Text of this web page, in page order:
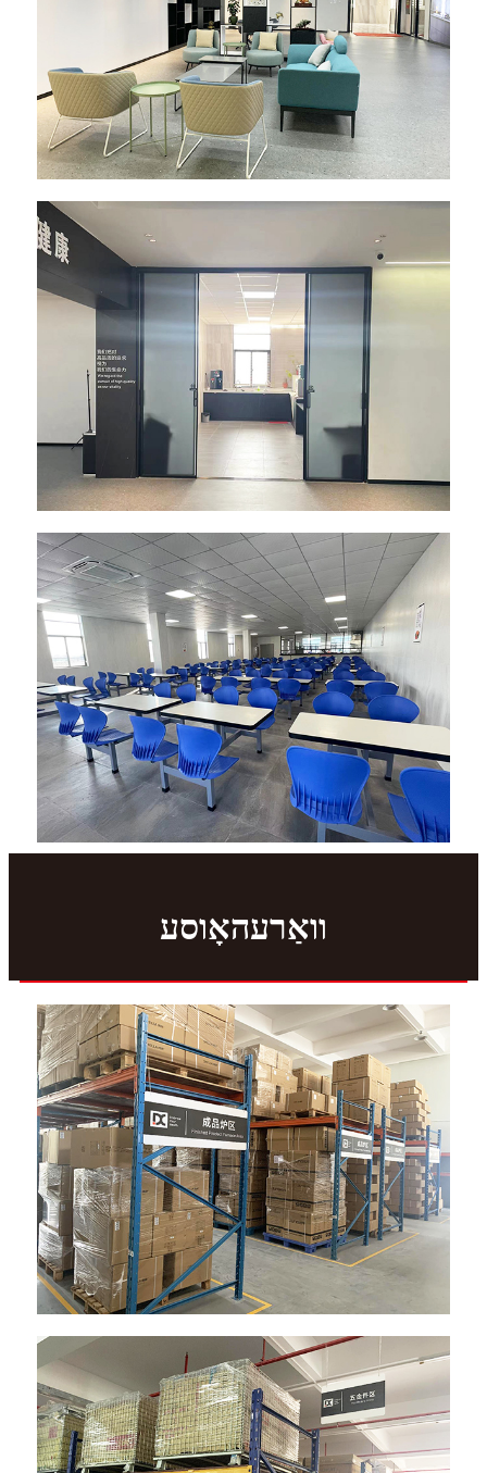
וואַרעהאָוסע